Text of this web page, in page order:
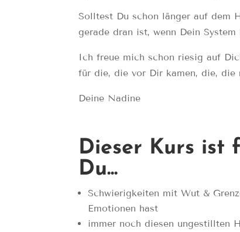
Solltest Du schon länger auf dem
gerade dran ist, wenn Dein
Ich freue mich schon riesig auf
für die, die vor Dir kamen, die, die
Deine Nadine
Dieser Kurs ist
Du...
Schwierigkeiten mit Wut &
Emotionen hast
immer noch diesen ungestillten